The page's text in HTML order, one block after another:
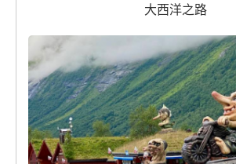
大西洋之路